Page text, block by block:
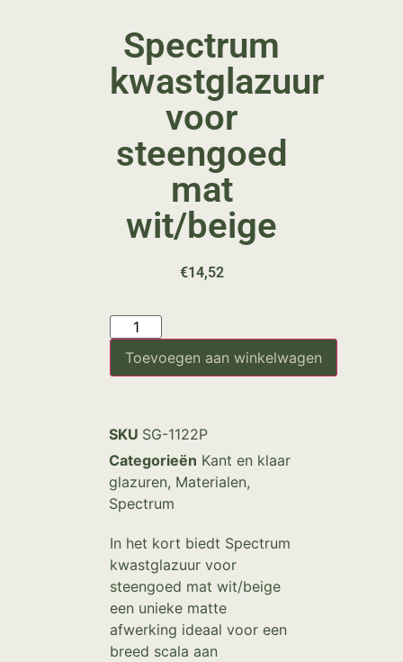
Spectrum
kwastglazuur
voor
steengoed
mat
wit/beige
€14,52
Toevoegen aan winkelwagen
SKU SG-1122P
Categorieën Kant en klaar
glazuren, Materialen,
Spectrum
In het kort biedt Spectrum
kwastglazuur voor
steengoed mat wit/beige
een unieke matte
afwerking ideaal voor een
breed scala aan